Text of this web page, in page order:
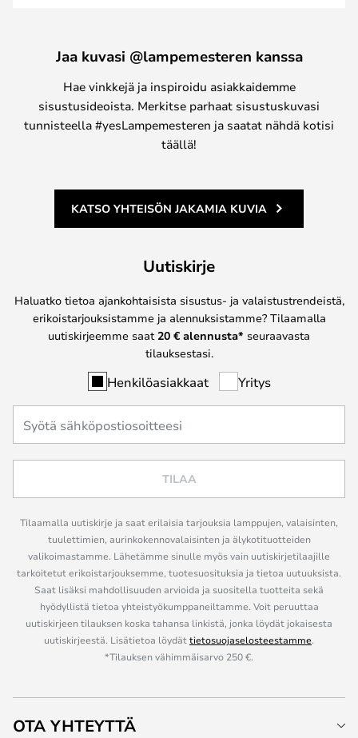
Jaa kuvasi @lampemesteren kanssa
Hae vinkkejä ja inspiroidu asiakkaidemme
sisustusideoista. Merkitse parhaat sisustuskuvasi
tunnisteella #yesLampemesteren ja saatat nähdä kotisi
täällä!
KATSO YHTEISÖN JAKAMIA KUVIA
Uutiskirje
Haluatko tietoa ajankohtaisista sisustus- ja valaistustrendeistä,
erikoistarjouksistamme ja alennuksistamme? Tilaamalla
uutiskirjeemme saat 20 € alennusta* seuraavasta
tilauksestasi.
Henkilöasiakkaat Yritys
TILAA
Tilaamalla uutiskirje ja saat erilaisia tarjouksia lamppujen, valaisinten,
tuulettimien, aurinkokennovalaisinten ja älykotituotteiden
valikoimastamme. Lähetämme sinulle myös vain uutiskirjetilaajille
tarkoitetut erikoistarjouksemme, tuotesuosituksia ja tietoa uutuuksista.
Saat lisäksi mahdollisuuden arvioida ja suositella tuotteita sekä
hyödyllistä tietoa yhteistyökumppaneiltamme. Voit peruuttaa
uutiskirjeen tilauksen koska tahansa linkistä, jonka löydät jokaisesta
uutiskirjeestä. Lisätietoa löydättietosuojaselosteestamme.
*Tilauksen vähimmäisarvo 250 €.
OTA YHTEYTTÄ